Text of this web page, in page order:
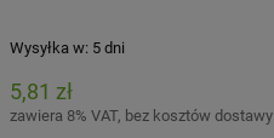
Wysyłka w: 5 dni
5,81 zł
zawiera 8% VAT, bez kosztów dostawy